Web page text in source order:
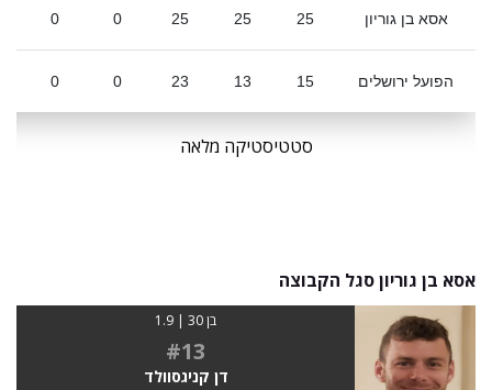
אסא בן גוריון 25
25
25
0
0
הפועל ירושלים 15
13
23
0
0
סטטיסטיקה מלאה
אסא בן גוריון סגל הקבוצה
בן 30 | 1.9
#13
דן קניגסוולד